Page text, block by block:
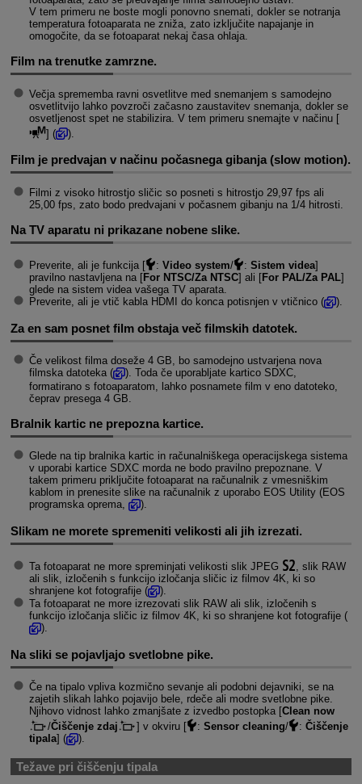
V tem primeru ne boste mogli ponovno snemati, dokler se notranja
temperatura fotoaparata ne zniža, zato izključite napajanje in
omogočite, da se fotoaparat nekaj časa ohlaja.
Film na trenutke zamrzne.
Večja sprememba ravni osvetlitve med snemanjem s samodejno
osvetlitvijo lahko povzroči začasno zaustavitev snemanja, dokler se
osvetljenost spet ne stabilizira. V tem primeru snemajte v načinu [
] (
).
Film je predvajan v načinu počasnega gibanja (slow motion).
Filmi z visoko hitrostjo sličic so posneti s hitrostjo 29,97 fps ali
25,00 fps, zato bodo predvajani v počasnem gibanju na 1/4 hitrosti.
Na TV aparatu ni prikazane nobene slike.
Preverite, ali je funkcija [ : Video system/ : Sistem videa]
pravilno nastavljena na [For NTSC/Za NTSC] ali [For PAL/Za PAL]
glede na sistem videa vašega TV aparata.
Preverite, ali je vtič kabla HDMI do konca potisnjen v vtičnico (
).
Za en sam posnet film obstaja več filmskih datotek.
Če velikost filma doseže 4 GB, bo samodejno ustvarjena nova
filmska datoteka (
). Toda če uporabljate kartico SDXC,
formatirano s fotoaparatom, lahko posnamete film v eno datoteko,
čeprav presega 4 GB.
Bralnik kartic ne prepozna kartice.
Glede na tip bralnika kartic in računalniškega operacijskega sistema
v uporabi kartice SDXC morda ne bodo pravilno prepoznane. V
takem primeru priključite fotoaparat na računalnik z vmesniškim
kablom in prenesite slike na računalnik z uporabo EOS Utility (EOS
programska oprema,
).
Slikam ne morete spremeniti velikosti ali jih izrezati.
Ta fotoaparat ne more spreminjati velikosti slik JPEG
, slik RAW
ali slik, izločenih s funkcijo izločanja sličic iz filmov 4K, ki so
shranjene kot fotografije (
).
Ta fotoaparat ne more izrezovati slik RAW ali slik, izločenih s
funkcijo izločanja sličic iz filmov 4K, ki so shranjene kot fotografije (
).
Na sliki se pojavljajo svetlobne pike.
Če na tipalo vpliva kozmično sevanje ali podobni dejavniki, se na
zajetih slikah lahko pojavijo bele, rdeče ali modre svetlobne pike.
Njihovo vidnost lahko zmanjšate z izvedbo postopka [Clean now
/Čiščenje zdaj ] v okviru [ : Sensor cleaning/ : Čiščenje
tipala] ( ).
Težave pri čiščenju tipala